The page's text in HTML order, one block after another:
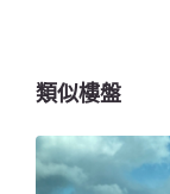
類似樓盤